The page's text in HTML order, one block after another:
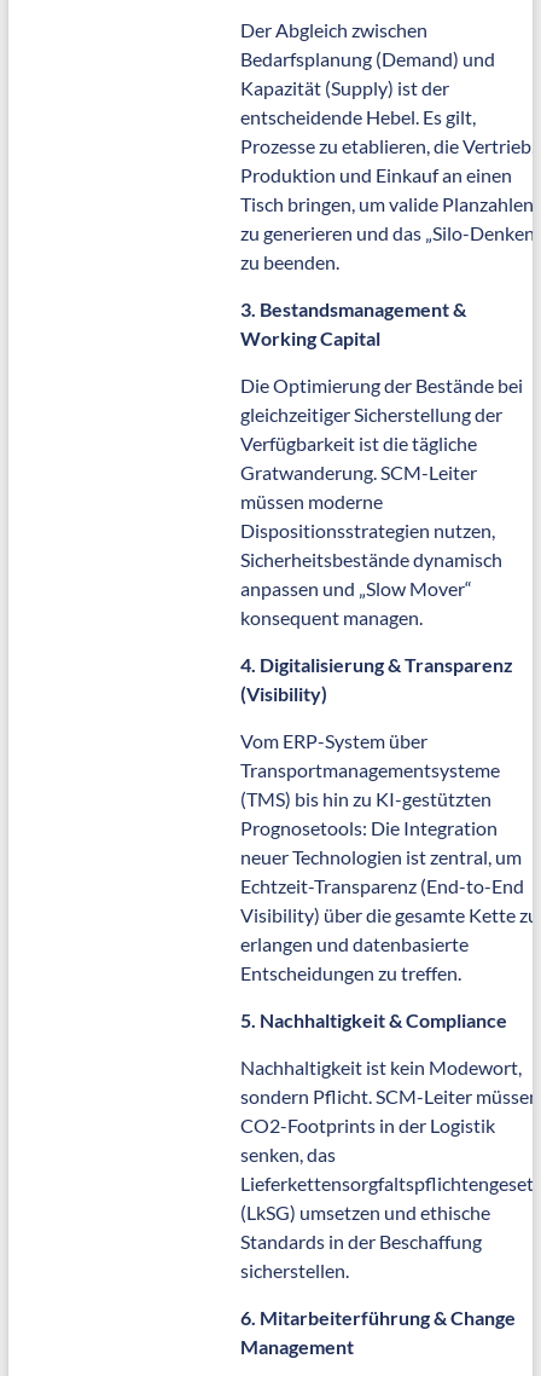
Der Abgleich zwischen
Bedarfsplanung (Demand) und
Kapazität (Supply) ist der
entscheidende Hebel. Es gilt,
Prozesse zu etablieren, die Vertrieb,
Produktion und Einkauf an einen
Tisch bringen, um valide Planzahlen
zu generieren und das „Silo-Denken“
zu beenden.
3. Bestandsmanagement &
Working Capital
Die Optimierung der Bestände bei
gleichzeitiger Sicherstellung der
Verfügbarkeit ist die tägliche
Gratwanderung. SCM-Leiter
müssen moderne
Dispositionsstrategien nutzen,
Sicherheitsbestände dynamisch
anpassen und „Slow Mover“
konsequent managen.
4. Digitalisierung & Transparenz
(Visibility)
Vom ERP-System über
Transportmanagementsysteme
(TMS) bis hin zu KI-gestützten
Prognosetools: Die Integration
neuer Technologien ist zentral, um
Echtzeit-Transparenz (End-to-End
Visibility) über die gesamte Kette zu
erlangen und datenbasierte
Entscheidungen zu treffen.
5. Nachhaltigkeit & Compliance
Nachhaltigkeit ist kein Modewort,
sondern Pflicht. SCM-Leiter müssen
CO2-Footprints in der Logistik
senken, das
Lieferkettensorgfaltspflichtengesetz
(LkSG) umsetzen und ethische
Standards in der Beschaffung
sicherstellen.
6. Mitarbeiterführung & Change
Management